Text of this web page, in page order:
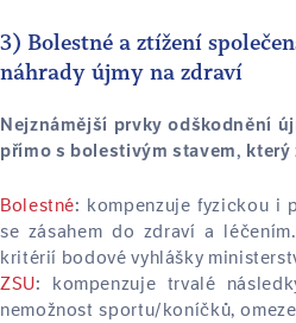
3) Bolestné a ztížení
náhrady újmy na zdraví
Nejznámější prvky odškodnění
přímo s bolestivým stavem, který
Bolestné: kompenzuje fyzickou i
se zásahem do zdraví a
kritérií bodové vyhlášky
ZSU:
kompenzuje trvalé
nemožnost sportu/koníčků,